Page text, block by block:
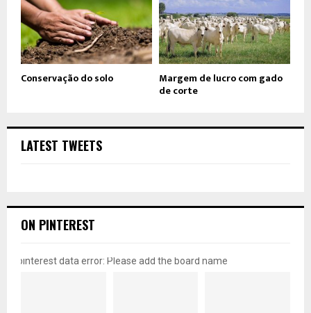
Conservação do solo Margem de lucro com gado
de corte
LATEST TWEETS
ON PINTEREST
pinterest data error: Please add the board name